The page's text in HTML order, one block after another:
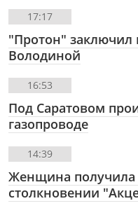
17:17
"Протон" заключил
Володиной
16:53
Под Саратовом
газопроводе
14:39
Женщина
столкновении